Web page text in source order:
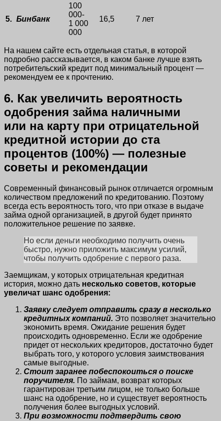
5. Бинбанк
100
000-
1 000
000
16,5 7 лет
На нашем сайте есть отдельная статья, в которой
подробно рассказывается, в каком банке лучше взять
потребительский кредит под минимальный процент —
рекомендуем ее к прочтению.
6. Как увеличить вероятность
одобрения займа наличными
или на карту при отрицательной
кредитной истории до ста
процентов (100%) — полезные
советы и рекомендации
Современный финансовый рынок отличается огромным
количеством предложений по кредитованию. Поэтому
всегда есть вероятность того, что при отказе в выдаче
займа одной организацией, в другой будет принято
положительное решение по заявке.
Но если деньги необходимо получить очень
быстро, нужно приложить максимум усилий,
чтобы получить одобрение с первого раза.
Заемщикам, у которых отрицательная кредитная
история, можно дать несколько советов, которые
увеличат шанс одобрения:
Заявку следует отправить сразу в несколько
кредитных компаний. Это позволяет значительно
экономить время. Ожидание решения будет
происходить одновременно. Если же одобрение
придет от нескольких кредиторов, достаточно будет
выбрать того, у которого условия заимствования
самые выгодные.
Стоит заранее побеспокоиться о поиске
поручителя. По займам, возврат которых
гарантирован третьим лицом, не только больше
шанс на одобрение, но и существует вероятность
получения более выгодных условий.
При возможности подтвердить свою